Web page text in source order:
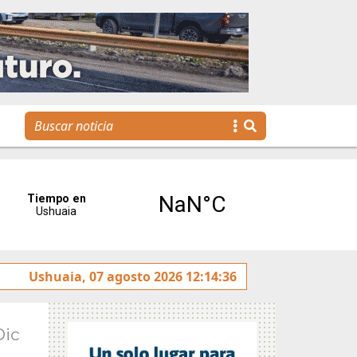
La Escuela Municipal de Emprendedores impulsa la
Ushuaia, 07 agosto 2026 12:14:36